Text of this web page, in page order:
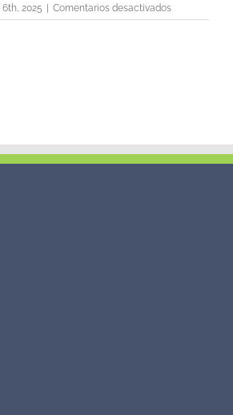
2025 Comentarios desactivadosen
Netherlands